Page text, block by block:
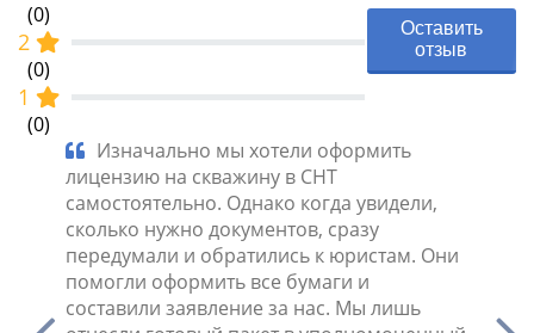
(0)
2
(0)
1
(0)
Оставить
отзыв
Изначально мы хотели оформить
лицензию на скважину в СНТ
самостоятельно. Однако когда увидели,
сколько нужно документов, сразу
передумали и обратились к юристам. Они
помогли оформить все бумаги и
составили заявление за нас. Мы лишь